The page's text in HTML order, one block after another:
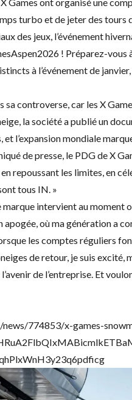
turbo et de jeter des tours
des jeux, l’événement
! Préparez-vous
à l’événement de
sa controverse, car les X
la société a publié un
l’expansion mondiale
de presse, le PDG de X
repoussant les limites, en
tous IN. »
intervient au moment
apogée, où ma génération a
les comptes réguliers
de retour, je suis
de l’entreprise. Et
774853/x-games-